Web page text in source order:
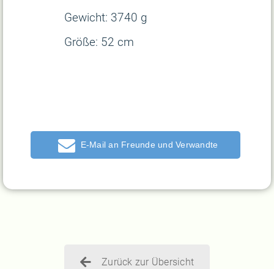
Gewicht: 3740 g
Größe: 52 cm
E-Mail
Zurück zur Übersicht